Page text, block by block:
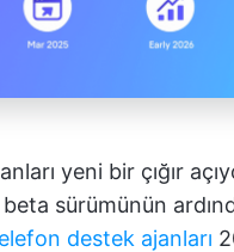
yeni bir çığır
sürümünün
destek ajanları